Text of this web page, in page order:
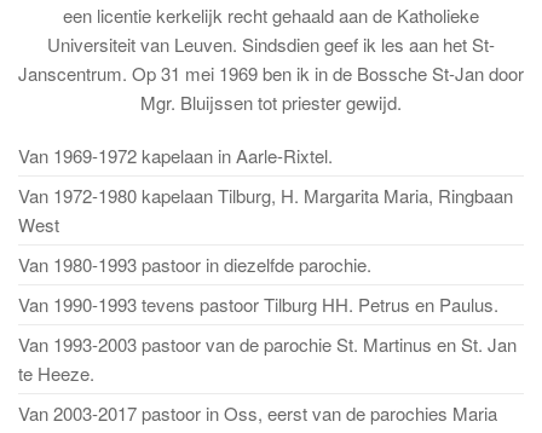
een licentie kerkelijk recht gehaald aan de Katholieke
Universiteit van Leuven. Sindsdien geef ik les aan het St-
Janscentrum. Op 31 mei 1969 ben ik in de Bossche St-Jan door
Mgr. Bluijssen tot priester gewijd.
Van 1969-1972 kapelaan in Aarle-Rixtel.
Van 1972-1980 kapelaan Tilburg, H. Margarita Maria, Ringbaan
West
Van 1980-1993 pastoor in diezelfde parochie.
Van 1990-1993 tevens pastoor Tilburg HH. Petrus en Paulus.
Van 1993-2003 pastoor van de parochie St. Martinus en St. Jan
te Heeze.
Van 2003-2017 pastoor in Oss, eerst van de parochies Maria